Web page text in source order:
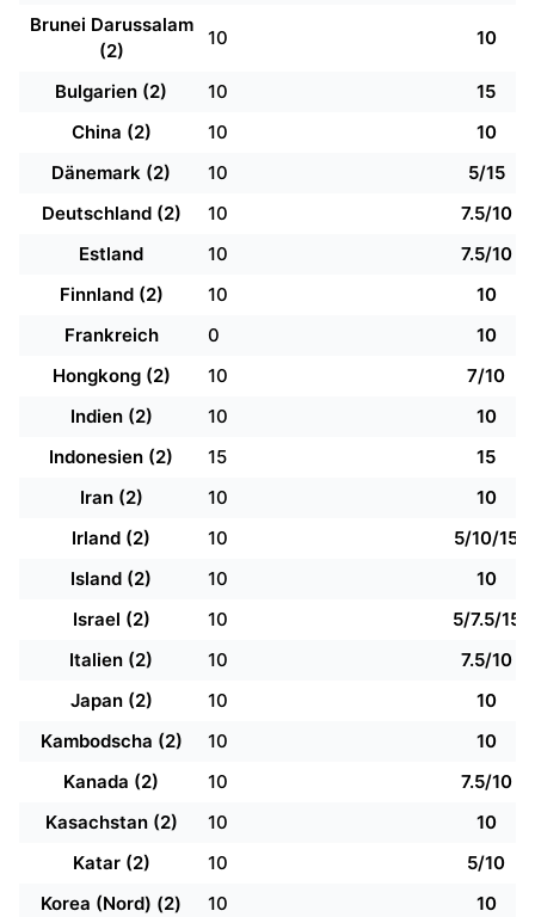
Brunei Darussalam
(2)
10 10
Bulgarien (2) 10
15
China (2)
10
10
Dänemark (2)
10
5/15
Deutschland (2)
10
7.5/10
Estland
10
7.5/10
Finnland (2)
10
10
Frankreich
0
10
Hongkong (2)
10
7/10
Indien (2)
10
10
Indonesien (2)
15
15
Iran (2)
10
10
Irland (2)
10
5/10/15
Island (2)
10
10
Israel (2)
10
5/7.5/15
Italien (2)
10
7.5/10
Japan (2)
10
10
Kambodscha (2)
10
10
Kanada (2)
10
7.5/10
Kasachstan (2)
10
10
Katar (2)
10
5/10
Korea (Nord) (2)
10
10